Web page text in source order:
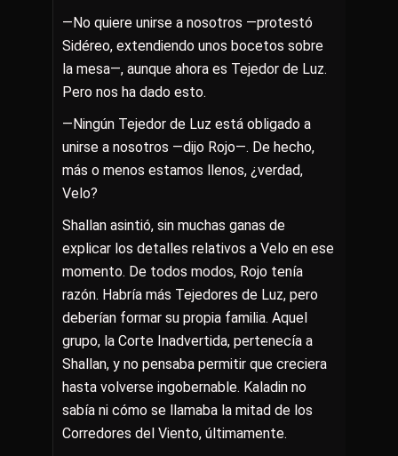
—No quiere unirse a nosotros —protestó
Sidéreo, extendiendo unos bocetos sobre
la mesa—, aunque ahora es Tejedor de Luz.
Pero nos ha dado esto.
—Ningún Tejedor de Luz está obligado a
unirse a nosotros —dijo Rojo—. De hecho,
más o menos estamos llenos, ¿verdad,
Velo?
Shallan asintió, sin muchas ganas de
explicar los detalles relativos a Velo en ese
momento. De todos modos, Rojo tenía
razón. Habría más Tejedores de Luz, pero
deberían formar su propia familia. Aquel
grupo, la Corte Inadvertida, pertenecía a
Shallan, y no pensaba permitir que creciera
hasta volverse ingobernable. Kaladin no
sabía ni cómo se llamaba la mitad de los
Corredores del Viento, últimamente.